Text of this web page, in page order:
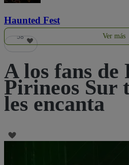
Haunted Fest
58 Ver más
A los fans de
Pirineos Sur
les encanta